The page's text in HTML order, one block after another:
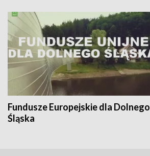
Fundusze Europejskie dla Dolnego
Śląska